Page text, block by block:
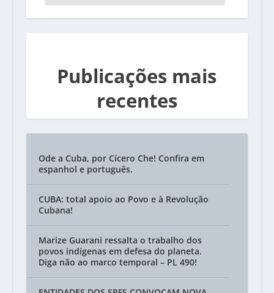
Publicações mais
recentes
Ode a Cuba, por Cícero Che! Confira em
espanhol e português.
CUBA: total apoio ao Povo e à Revolução
Cubana!
Marize Guarani ressalta o trabalho dos
povos indígenas em defesa do planeta.
Diga não ao marco temporal – PL 490!